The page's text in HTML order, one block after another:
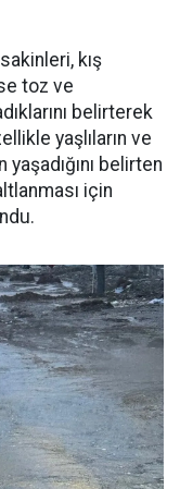
kış
toz ve
belirterek
yaşlıların ve
belirten
için